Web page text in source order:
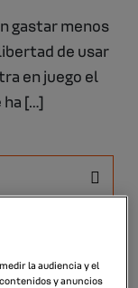
gastar menos
de usar
en juego el
ha […]
la audiencia y el
y anuncios